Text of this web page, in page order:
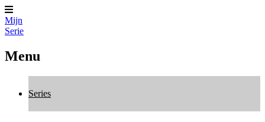
Mijn
Serie
Menu
Series